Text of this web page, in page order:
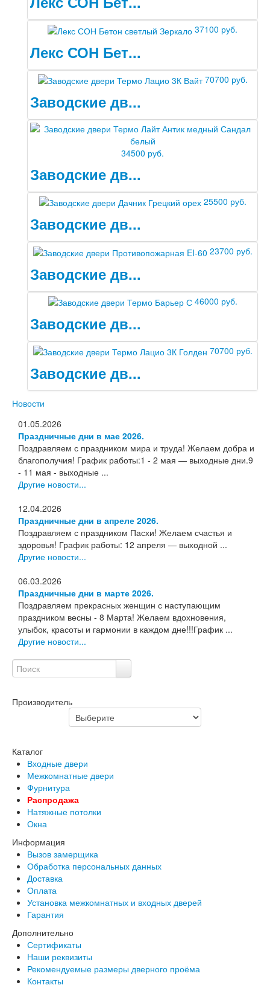
Двери Про
Инвизибл Про
Экошпон Про
Двери межкомнатные ВФД
Атум ВФД
Атум Про ВФД
Винтер ВФД
Иннова ВФД
Классик Арт ВФД
Стокгольм ВФД
Фурнитура
Фурнитура Adden bau
Фурнитура Bussare
Фурнитура для раздвижных дверей
Натяжные потолки
Информация
Вызов замерщика
Обработка персональных данных
Доставка
Оплата
Установка межкомнатных и входных дверей
Отзывы клиентов
Новости
Доставка
Акции и скидки
Контакты
37100 руб.
Лекс СОН Бет...
70700 руб.
Заводские дв...
34500 руб.
Заводские дв...
25500 руб.
Заводские дв...
23700 руб.
Заводские дв...
46000 руб.
Заводские дв...
70700 руб.
Заводские дв...
Новости
01.05.2026
Праздничные дни в мае 2026.
Поздравляем с праздником мира и труда! Желаем добра и
благополучия! График работы:1 - 2 мая — выходные дни.9
- 11 мая - выходные ...
Другие новости...
12.04.2026
Праздничные дни в апреле 2026.
Поздравляем с праздником Пасхи! Желаем счастья и
здоровья! График работы: 12 апреля — выходной ...
Другие новости...
06.03.2026
Праздничные дни в марте 2026.
Поздравляем прекрасных женщин с наступающим
праздником весны - 8 Марта! Желаем вдохновения,
улыбок, красоты и гармонии в каждом дне!!!График ...
Другие новости...
Производитель
Каталог
Входные двери
Межкомнатные двери
Фурнитура
Распродажа
Натяжные потолки
Окна
Информация
Вызов замерщика
Обработка персональных данных
Доставка
Оплата
Установка межкомнатных и входных дверей
Гарантия
Дополнительно
Сертификаты
Наши реквизиты
Рекомендуемые размеры дверного проёма
Контакты